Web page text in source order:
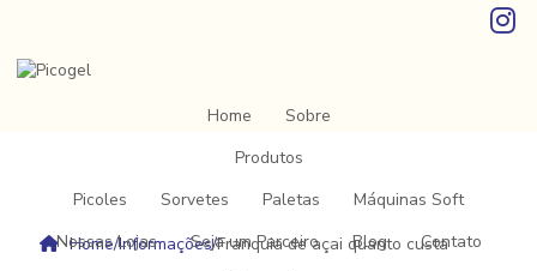
Home
Sobre
Produtos
Picoles
Sorvetes Paletas
Máquinas Soft
Nossas Lojas
Seja um Parceiro Blog
Contato
Home/Informações/Franquia de açai quanto custa